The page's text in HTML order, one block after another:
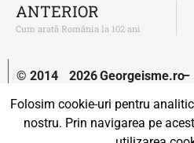
ANTERIOR
Cum arată România la 102 ani
© 2014
2026Georgeisme.ro–
Un proiect susținut deUprise.
Folosim cookie-uri pentru
nostru. Prin navigarea pe